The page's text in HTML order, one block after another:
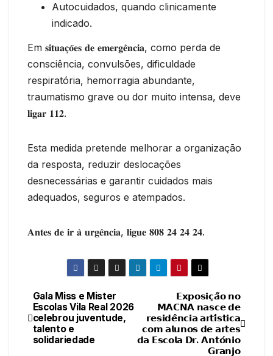
Autocuidados, quando clinicamente
indicado.
Em 𝐬𝐢𝐭𝐮𝐚𝐜̧𝐨̃𝐞𝐬 𝐝𝐞 𝐞𝐦𝐞𝐫𝐠𝐞̂𝐧𝐜𝐢𝐚, como perda de
consciência, convulsões, dificuldade
respiratória, hemorragia abundante,
traumatismo grave ou dor muito intensa, deve
𝐥𝐢𝐠𝐚𝐫 𝟏𝟏𝟐.
Esta medida pretende melhorar a organização
da resposta, reduzir deslocações
desnecessárias e garantir cuidados mais
adequados, seguros e atempados.
𝐀𝐧𝐭𝐞𝐬 𝐝𝐞 𝐢𝐫 𝐚̀ 𝐮𝐫𝐠𝐞̂𝐧𝐜𝐢𝐚, 𝐥𝐢𝐠𝐮𝐞 𝟖𝟎𝟖 𝟐𝟒 𝟐𝟒 𝟐𝟒.
Navegação
de
𝗘𝘅𝗽𝗼𝘀𝗶𝗰̧𝗮̃𝗼 𝗻𝗼
𝗠𝗔𝗖𝗡𝗔 𝗻𝗮𝘀𝗰𝗲 𝗱𝗲
𝗿𝗲𝘀𝗶𝗱𝗲̂𝗻𝗰𝗶𝗮 𝗮𝗿𝘁𝗶́𝘀𝘁𝗶𝗰𝗮
𝗰𝗼𝗺 𝗮𝗹𝘂𝗻𝗼𝘀 𝗱𝗲 𝗮𝗿𝘁𝗲𝘀
𝗱𝗮 𝗘𝘀𝗰𝗼𝗹𝗮 𝗗𝗿. 𝗔𝗻𝘁𝗼́𝗻𝗶𝗼
𝗚𝗿𝗮𝗻𝗷𝗼
Gala Miss e Mister
Escolas Vila Real 2026
celebrou juventude,
talento e
solidariedade